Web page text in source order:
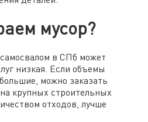
мусор?
в СПб может
низкая. Если объемы
можно заказать
крупных строительных
отходов, лучше